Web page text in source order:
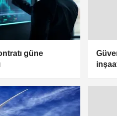
güne